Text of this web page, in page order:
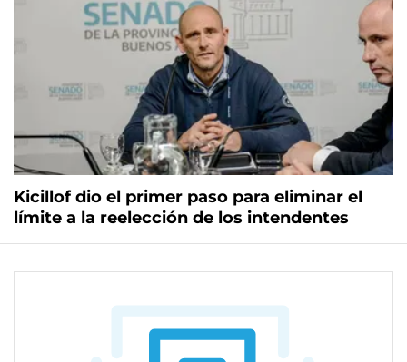
Kicillof dio el primer paso para eliminar el
límite a la reelección de los intendentes